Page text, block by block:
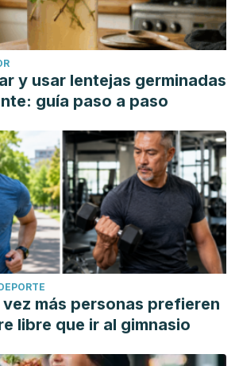
y usar lentejas germinadas
guía paso a paso
más personas prefieren
libre que ir al gimnasio